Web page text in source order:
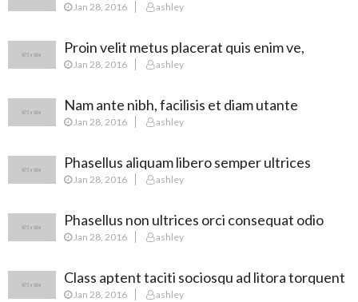
Jan 28, 2016 ashley
Proin velit metus placerat quis enim ve,
posuere
Jan 28, 2016 ashley
Nam ante nibh, facilisis et diam utante
Jan 28, 2016 ashley
Phasellus aliquam libero semper ultrices
augue
Jan 28, 2016 ashley
Phasellus non ultrices orci consequat odio
Jan 28, 2016 ashley
Class aptent taciti sociosqu ad litora torquent
Jan 28, 2016 ashley